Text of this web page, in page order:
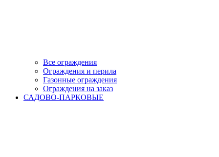
Все ограждения
Ограждения и перила
Газонные ограждения
Ограждения на заказ
САДОВО-ПАРКОВЫЕ